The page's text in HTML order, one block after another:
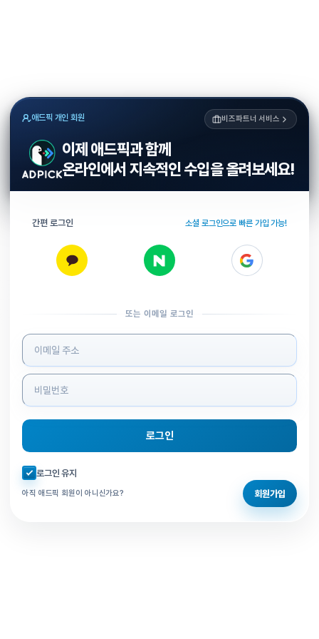
애드픽 개인 회원 비즈파트너 서비스
이제 애드픽과 함께
온라인에서 지속적인 수입을 올려보세요!
간편 로그인 소셜 로그인으로 빠른 가입 가능!
또는 이메일 로그인
로그인 정보 입력
로그인
자동로그인 체크
로그인 유지
아직 애드픽 회원이 아니신가요? 회원가입